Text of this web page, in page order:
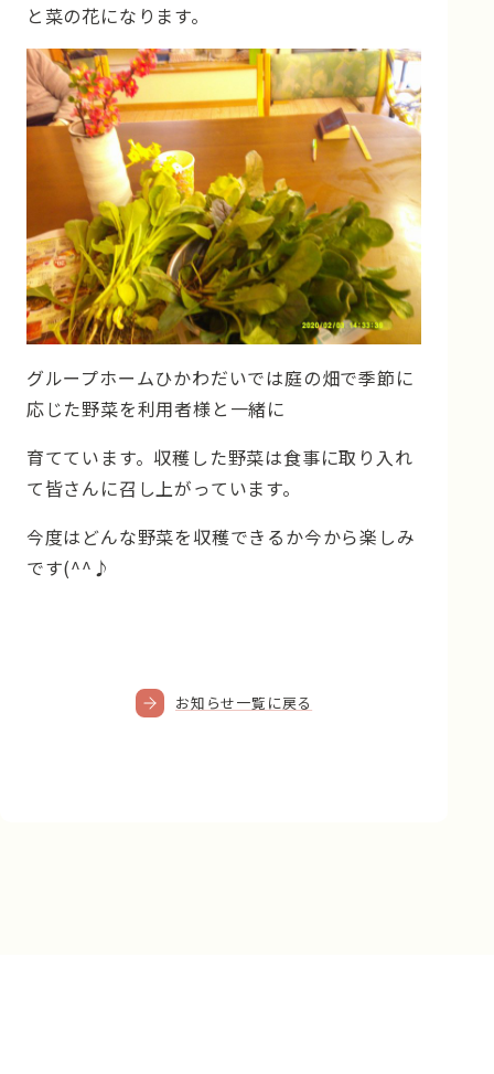
と菜の花になります。
グループホームひかわだいでは庭の畑で季節に
応じた野菜を利用者様と一緒に
育てています。収穫した野菜は食事に取り入れ
て皆さんに召し上がっています。
今度はどんな野菜を収穫できるか今から楽しみ
です(^^♪
お知らせ一覧に戻る